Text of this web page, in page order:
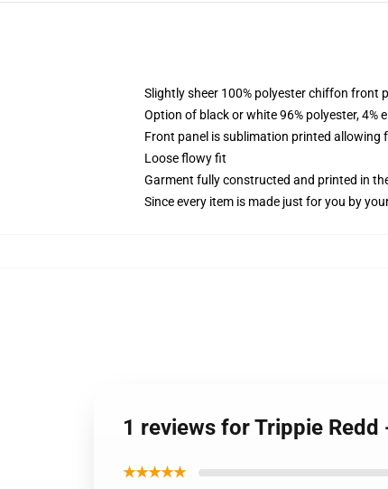
Slightly sheer 100% polyester chiffon front
Option of black or white 96% polyester, 4%
Front panel is sublimation printed
Loose flowy fit
Garment fully constructed and printed in
Since every item is made just for you by
1 reviews for Trippie
★★★★★